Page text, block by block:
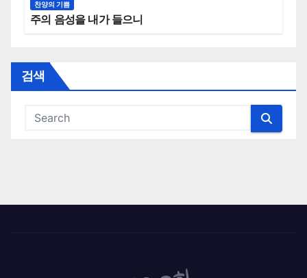
찬양의 기쁨
주의 음성을 내가 들으니
검색